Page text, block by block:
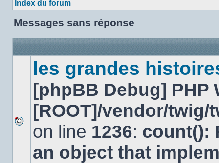
Index du forum
Messages sans réponse
Aucun
nouveau
message
non-
les grandes
[phpBB Debug] PHP
[ROOT]/vendor/
on line 1236: count():
an object that